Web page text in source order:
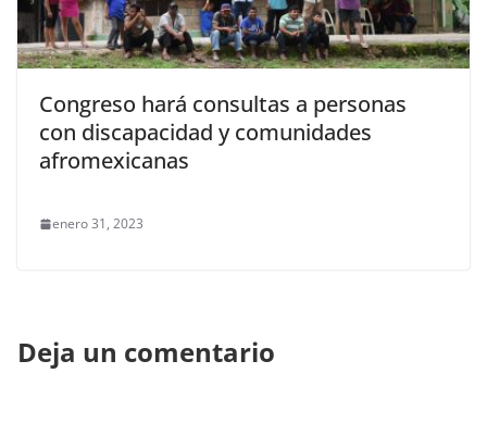
Congreso hará consultas a personas
con discapacidad y comunidades
afromexicanas
enero 31, 2023
Deja un comentario